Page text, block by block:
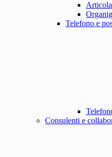
Telefono e
Consulenti e